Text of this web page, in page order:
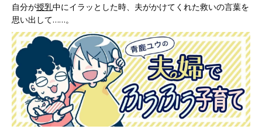
自分が授乳中にイラッとした時、夫がかけてくれた救いの言葉を
思い出して……。